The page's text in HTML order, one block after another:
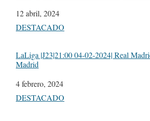
Fecha
12 abril, 2024
Respecto a
DESTACADO
LaLiga |J23|21:00 04-02-2024| Real
Madrid
Fecha
4 febrero, 2024
Respecto a
DESTACADO